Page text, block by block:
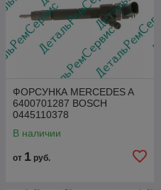
ФОРСУНКА MERCEDES A
6400701287 BOSCH
0445110378
В наличии
от 1 руб.